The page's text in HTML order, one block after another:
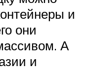
и
они
А
и